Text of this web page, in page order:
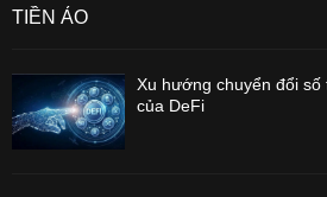
TIỀN ẢO
Xu hướng chuyển đổi số
của DeFi